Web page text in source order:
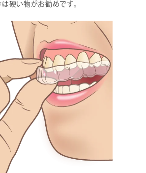
硬い物がお勧めです。